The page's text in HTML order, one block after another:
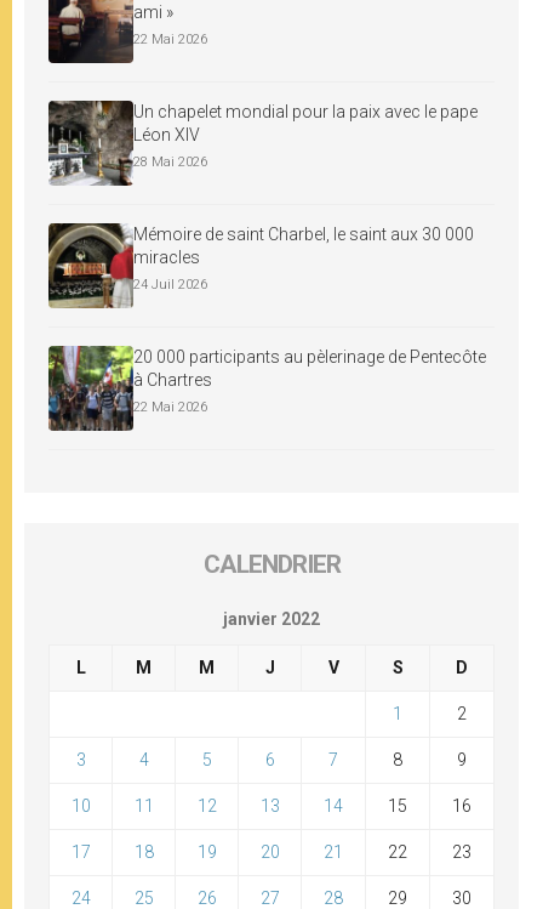
ami »
22 Mai 2026
Un chapelet mondial pour la paix avec le pape
Léon XIV
28 Mai 2026
Mémoire de saint Charbel, le saint aux 30 000
miracles
24 Juil 2026
20 000 participants au pèlerinage de Pentecôte
à Chartres
22 Mai 2026
CALENDRIER
janvier 2022
L M M J V S D
1 2
3 4 5 6 7 8 9
10 11 12 13 14 15 16
17 18 19 20 21 22 23
24 25 26 27 28 29 30